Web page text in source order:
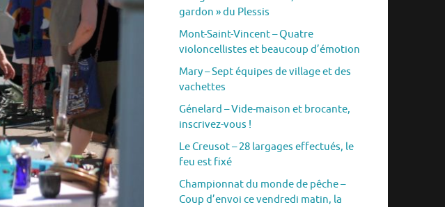
gardon » du Plessis
Mont-Saint-Vincent – Quatre
violoncellistes et beaucoup d’émotion
Mary – Sept équipes de village et des
vachettes
Génelard – Vide-maison et brocante,
inscrivez-vous !
Le Creusot – 28 largages effectués, le
feu est fixé
Championnat du monde de pêche –
Coup d’envoi ce vendredi matin, la